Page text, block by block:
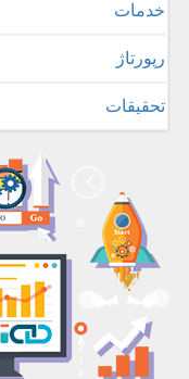
خدمات
رپورتاژ
تحقیقات